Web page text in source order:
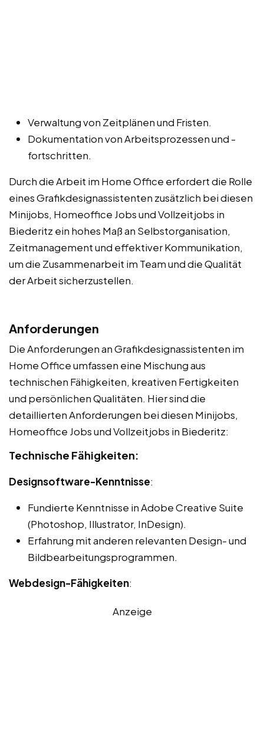
Verwaltung von Zeitplänen und Fristen.
Dokumentation von Arbeitsprozessen und -
fortschritten.
Durch die Arbeit im Home Office erfordert die Rolle
eines Grafikdesignassistenten zusätzlich bei diesen
Minijobs, Homeoffice Jobs und Vollzeitjobs in
Biederitz ein hohes Maß an Selbstorganisation,
Zeitmanagement und effektiver Kommunikation,
um die Zusammenarbeit im Team und die Qualität
der Arbeit sicherzustellen.
Anforderungen
Die Anforderungen an Grafikdesignassistenten im
Home Office umfassen eine Mischung aus
technischen Fähigkeiten, kreativen Fertigkeiten
und persönlichen Qualitäten. Hier sind die
detaillierten Anforderungen bei diesen Minijobs,
Homeoffice Jobs und Vollzeitjobs in Biederitz:
Technische Fähigkeiten:
Designsoftware-Kenntnisse:
Fundierte Kenntnisse in Adobe Creative Suite
(Photoshop, Illustrator, InDesign).
Erfahrung mit anderen relevanten Design- und
Bildbearbeitungsprogrammen.
Webdesign-Fähigkeiten:
Anzeige